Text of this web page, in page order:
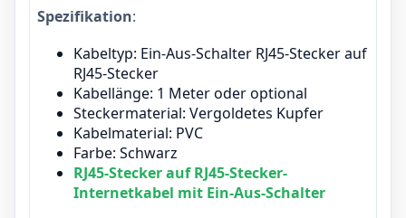
Spezifikation:
Kabeltyp: Ein-Aus-Schalter RJ45-Stecker auf
RJ45-Stecker
Kabellänge: 1 Meter oder optional
Steckermaterial: Vergoldetes Kupfer
Kabelmaterial: PVC
Farbe: Schwarz
RJ45-Stecker auf RJ45-Stecker-
Internetkabel mit Ein-Aus-Schalter